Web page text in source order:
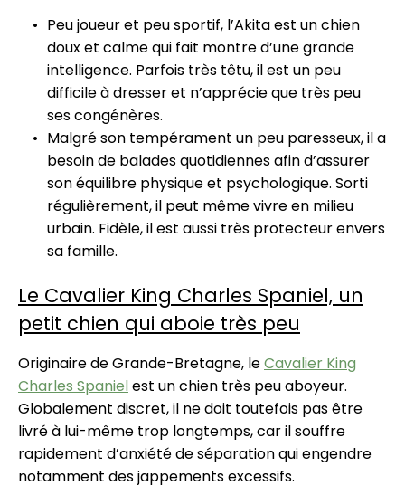
Peu joueur et peu sportif, l’Akita est un chien
doux et calme qui fait montre d’une grande
intelligence. Parfois très têtu, il est un peu
difficile à dresser et n’apprécie que très peu
ses congénères.
Malgré son tempérament un peu paresseux, il a
besoin de balades quotidiennes afin d’assurer
son équilibre physique et psychologique. Sorti
régulièrement, il peut même vivre en milieu
urbain. Fidèle, il est aussi très protecteur envers
sa famille.
Le Cavalier King Charles Spaniel, un
petit chien qui aboie très peu
Originaire de Grande-Bretagne, leCavalier King
Charles Spanielest un chien très peu aboyeur.
Globalement discret, il ne doit toutefois pas être
livré à lui-même trop longtemps, car il souffre
rapidement d’anxiété de séparation qui engendre
notamment des jappements excessifs.